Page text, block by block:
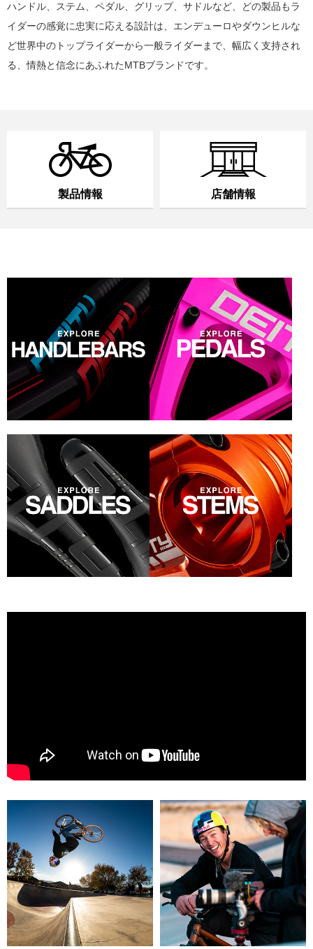
ハンドル、ステム、ペダル、グリップ、サドルなど、
どの製品もラ
イダーの感覚に忠実に応える設計は、 エンデューロやダウンヒルな
ど世界中のトップライダーから一般ライダーまで、 幅広く支持され
る、情熱と信念にあふれたMTBブランドです。
製品情報 店舗情報